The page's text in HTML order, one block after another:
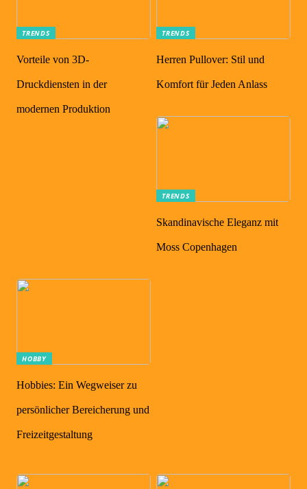
TRENDS
Vorteile von 3D-
Druckdiensten in der
modernen Produktion
TRENDS
Herren Pullover: Stil und
Komfort für Jeden Anlass
TRENDS
Skandinavische Eleganz mit
Moss Copenhagen
HOBBY
Hobbies: Ein Wegweiser zu
persönlicher Bereicherung und
Freizeitgestaltung